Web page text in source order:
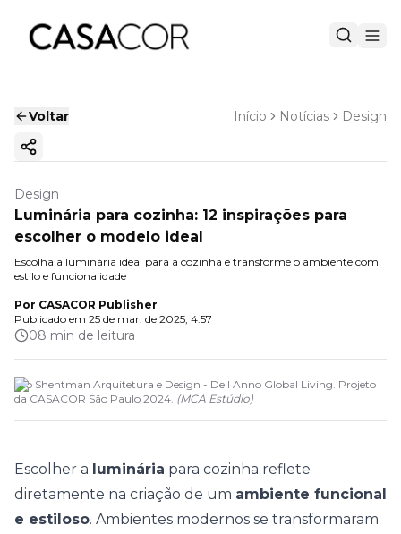
Voltar Início Notícias Design
Copiar link
Design
Luminária para cozinha: 12 inspirações para
escolher o modelo ideal
Escolha a luminária ideal para a cozinha e transforme o ambiente com
estilo e funcionalidade
Por CASACOR Publisher
Publicado em 25 de mar. de 2025, 4:57
08 min de leitura
Leo Shehtman Arquitetura e Design - Dell Anno Global Living. Projeto
da CASACOR São Paulo 2024. (MCA Estúdio)
Escolher a luminária para cozinha reflete
diretamente na criação de um ambiente funcional
e estiloso. Ambientes modernos se transformaram